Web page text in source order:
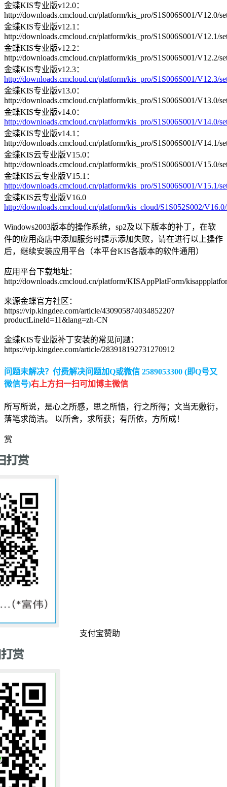
金蝶KIS专业版v12.0：
http://downloads.cmcloud.cn/platform/kis_pro/S1S006S001/V12.0/
金蝶KIS专业版v12.1：
http://downloads.cmcloud.cn/platform/kis_pro/S1S006S001/V12.1/
金蝶KIS专业版v12.2：
http://downloads.cmcloud.cn/platform/kis_pro/S1S006S001/V12.2/
金蝶KIS专业版v12.3：
http://downloads.cmcloud.cn/platform/kis_pro/S1S006S001/V12.3/
金蝶KIS专业版v13.0：
http://downloads.cmcloud.cn/platform/kis_pro/S1S006S001/V13.0/
金蝶KIS专业版v14.0：
http://downloads.cmcloud.cn/platform/kis_pro/S1S006S001/V14.0/
金蝶KIS专业版v14.1：
http://downloads.cmcloud.cn/platform/kis_pro/S1S006S001/V14.1/
金蝶KIS云专业版V15.0：
http://downloads.cmcloud.cn/platform/kis_pro/S1S006S001/V15.0/
金蝶KIS云专业版V15.1：
http://downloads.cmcloud.cn/platform/kis_pro/S1S006S001/V15.1/
金蝶KIS云专业版V16.0
http://downloads.cmcloud.cn/platform/kis_cloud/S1S052S002/V16.0/
Windows2003版本的操作系统，sp2及以下版本的补丁，在软
件的应用商店中添加服务时提示添加失败，请在进行以上操作
后，继续安装应用平台（本平台KIS各版本的软件通用）
应用平台下载地址：
http://downloads.cmcloud.cn/platform/KISAppPlatForm/
来源金蝶官方社区：
https://vip.kingdee.com/article/43090587403485220?
productLineId=11&lang=zh-CN
金蝶KIS专业版补丁安装的常见问题：
https://vip.kingdee.com/article/283918192731270912
问题未解决？付费解决问题加Q或微信 2589053300 (即Q号又
微信号)右上方扫一扫可加博主微信
所写所说，是心之所感，思之所悟，行之所得；文当无敷衍，
落笔求简洁。 以所舍，求所获；有所依，方所成！
赏
支付宝赞助